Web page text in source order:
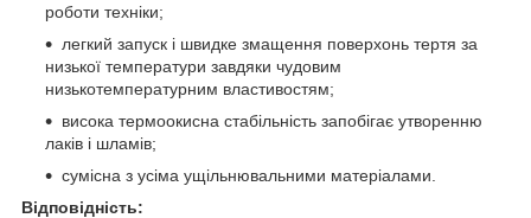
роботи техніки;
легкий запуск і швидке змащення поверхонь тертя за
низької температури завдяки чудовим
низькотемпературним властивостям;
висока термоокисна стабільність запобігає утворенню
лаків і шламів;
сумісна з усіма ущільнювальними матеріалами.
Відповідність: